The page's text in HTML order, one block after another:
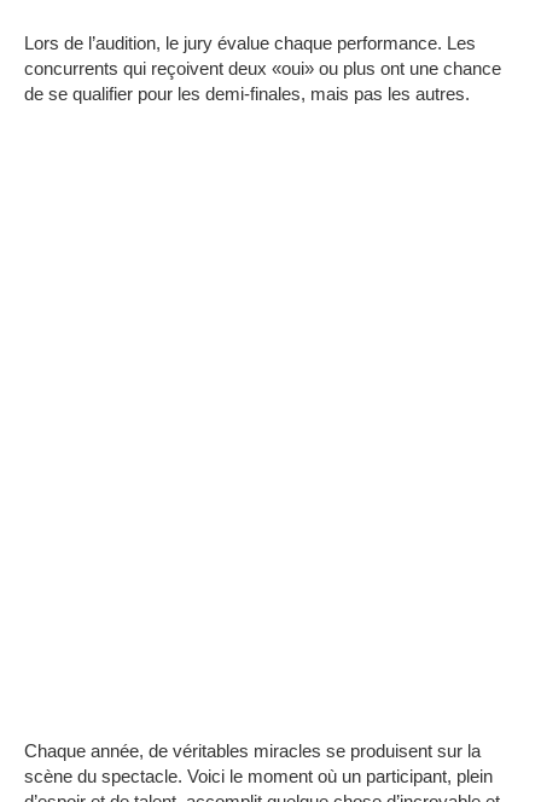
Lors de l’audition, le jury évalue chaque performance. Les
concurrents qui reçoivent deux «oui» ou plus ont une chance
de se qualifier pour les demi-finales, mais pas les autres.
Chaque année, de véritables miracles se produisent sur la
scène du spectacle. Voici le moment où un participant, plein